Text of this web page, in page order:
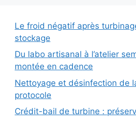
Le froid négatif après
stockage
Du labo artisanal à l’atelier
montée en cadence
Nettoyage et désinfection de
protocole
Crédit-bail de turbine :